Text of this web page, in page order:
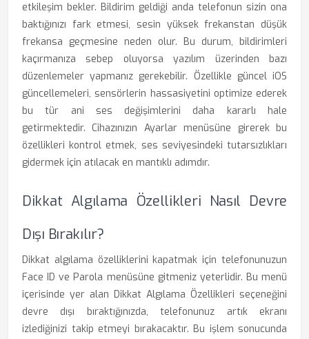
etkileşim bekler. Bildirim geldiği anda telefonun sizin ona
baktığınızı fark etmesi, sesin yüksek frekanstan düşük
frekansa geçmesine neden olur. Bu durum, bildirimleri
kaçırmanıza sebep oluyorsa yazılım üzerinden bazı
düzenlemeler yapmanız gerekebilir. Özellikle güncel iOS
güncellemeleri, sensörlerin hassasiyetini optimize ederek
bu tür ani ses değişimlerini daha kararlı hale
getirmektedir. Cihazınızın Ayarlar menüsüne girerek bu
özellikleri kontrol etmek, ses seviyesindeki tutarsızlıkları
gidermek için atılacak en mantıklı adımdır.
Dikkat Algılama Özellikleri Nasıl Devre
Dışı Bırakılır?
Dikkat algılama özelliklerini kapatmak için telefonunuzun
Face ID ve Parola menüsüne gitmeniz yeterlidir. Bu menü
içerisinde yer alan Dikkat Algılama Özellikleri seçeneğini
devre dışı bıraktığınızda, telefonunuz artık ekranı
izlediğinizi takip etmeyi bırakacaktır. Bu işlem sonucunda